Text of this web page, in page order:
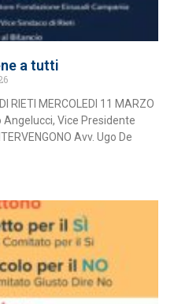
a tutti
RIETI MERCOLEDI 11 MARZO
Angelucci, Vice Presidente
Avv. Ugo De